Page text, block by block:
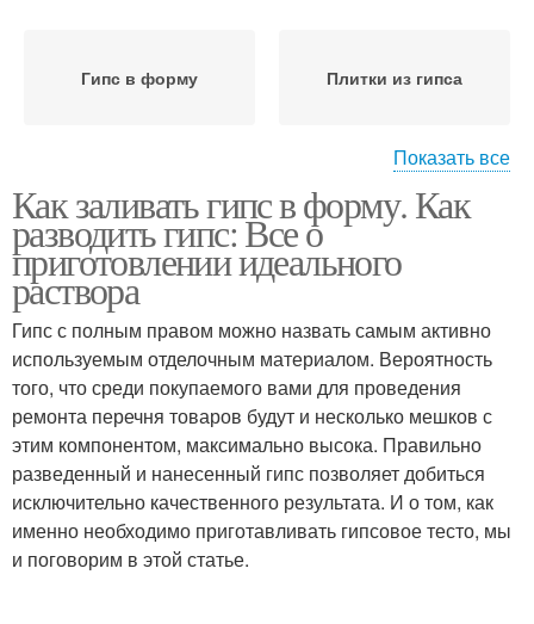
Гипс в форму Плитки из гипса
Гипс на форму Литьё из гипса
Кирпич из гипса
Показать все
Как заливать гипс в форму. Как
разводить гипс: Все о
приготовлении идеального
раствора
Гипс с полным правом можно назвать самым активно
используемым отделочным материалом. Вероятность
того, что среди покупаемого вами для проведения
ремонта перечня товаров будут и несколько мешков с
этим компонентом, максимально высока. Правильно
разведенный и нанесенный гипс позволяет добиться
исключительно качественного результата. И о том, как
именно необходимо приготавливать гипсовое тесто, мы
и поговорим в этой статье.